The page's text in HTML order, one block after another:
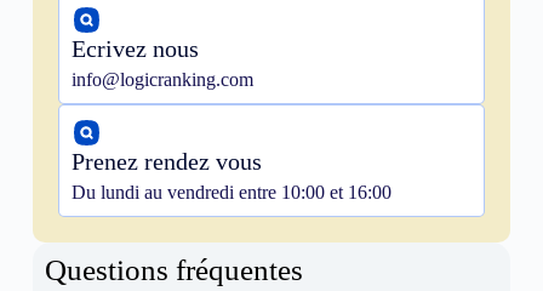
Ecrivez nous
info@logicranking.com
Prenez rendez vous
Du lundi au vendredi entre 10:00 et 16:00
Questions fréquentes